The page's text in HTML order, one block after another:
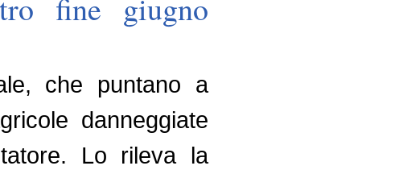
fine giugno
che puntano a
danneggiate
Lo rileva la